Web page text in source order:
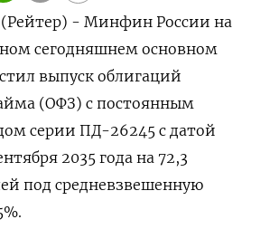
- Минфин России на
сегодняшнем основном
выпуск облигаций
(ОФЗ) с постоянным
серии ​ПД-26245 ​с датой
2035 года ‌на 72,3
под ​средневзвешенную